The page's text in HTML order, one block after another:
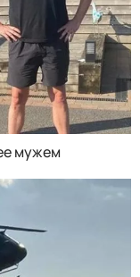
мужем